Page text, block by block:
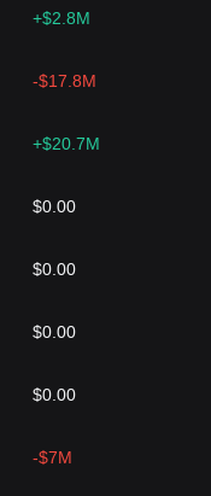
+$2.8M
-$17.8M
+$20.7M
$0.00
$0.00
$0.00
$0.00
-$7M